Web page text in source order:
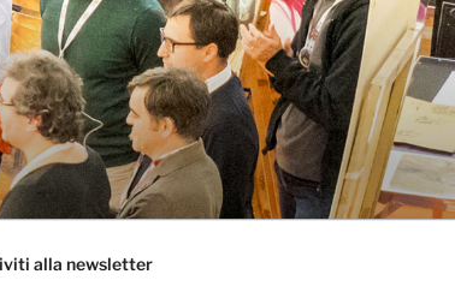
alla newsletter